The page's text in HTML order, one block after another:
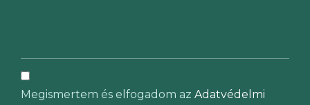
Megismertem és elfogadom az Adatvédelmi